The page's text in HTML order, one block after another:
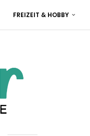
FREIZEIT & HOBBY